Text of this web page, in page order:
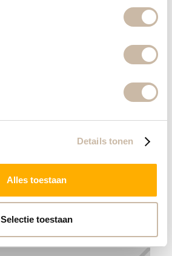
Details tonen
Alles toestaan
Selectie toestaan
Outlet
€35,-per m²